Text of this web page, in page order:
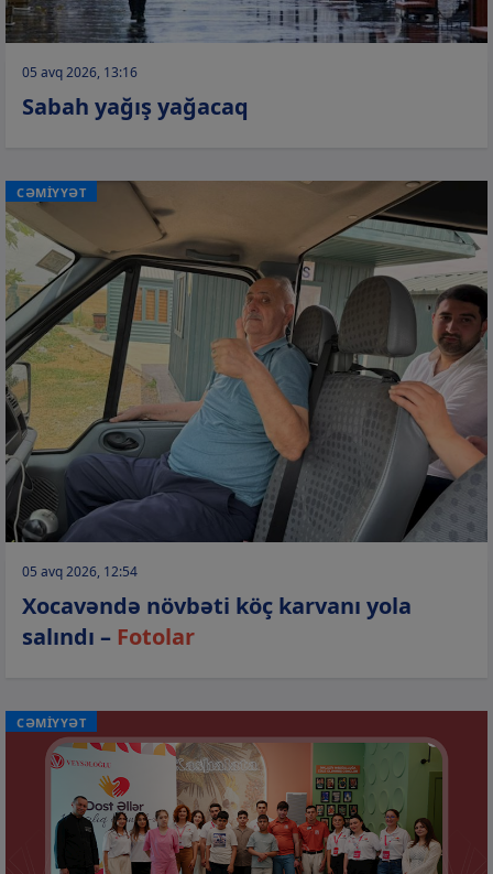
05 avq 2026, 13:16
Sabah yağış yağacaq
CƏMİYYƏT
05 avq 2026, 12:54
Xocavəndə növbəti köç karvanı yola
salındı – Fotolar
CƏMİYYƏT